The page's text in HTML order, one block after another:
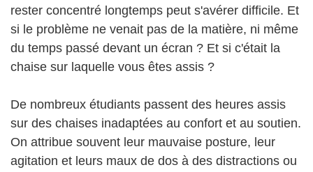
rester concentré longtemps peut s'avérer difficile. Et
si le problème ne venait pas de la matière, ni même
du temps passé devant un écran ? Et si c'était la
chaise sur laquelle vous êtes assis ?
De nombreux étudiants passent des heures assis
sur des chaises inadaptées au confort et au soutien.
On attribue souvent leur mauvaise posture, leur
agitation et leurs maux de dos à des distractions ou